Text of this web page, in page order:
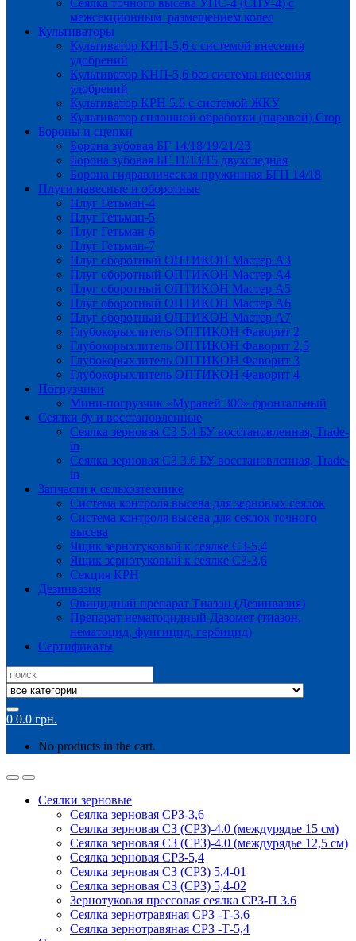
Сеялка точного высева УПС-4 (СПУ-4) с
межсекционным размещением колес
Культиваторы
Культиватор КНП-5,6 с системой внесения
удобрений
Культиватор КНП-5,6 без системы внесения
удобрений
Культиватор КРН 5.6 с системой ЖКУ
Культиватор сплошной обработки (паровой) Crop
Бороны и сцепки
Борона зубовая БГ 14/18/19/21/23
Борона зубовая БГ 11/13/15 двухследная
Борона гидравлическая пружинная БГП 14/18
Плуги навесные и оборотные
Плуг Гетьман-4
Плуг Гетьман-5
Плуг Гетьман-6
Плуг Гетьман-7
Плуг оборотный ОПТИКОН Мастер А3
Плуг оборотный ОПТИКОН Мастер А4
Плуг оборотный ОПТИКОН Мастер А5
Плуг оборотный ОПТИКОН Мастер А6
Плуг оборотный ОПТИКОН Мастер А7
Глубокорыхлитель ОПТИКОН Фаворит 2
Глубокорыхлитель ОПТИКОН Фаворит 2,5
Глубокорыхлитель ОПТИКОН Фаворит 3
Глубокорыхлитель ОПТИКОН Фаворит 4
Погрузчики
Мини-погрузчик «Муравей 300» фронтальный
Сеялки бу и восстановленные
Сеялка зерновая СЗ 5.4 БУ восстановленная, Trade-
in
Сеялка зерновая СЗ 3.6 БУ восстановленная, Trade-
in
Запчасти к сельхозтехнике
Система контроля высева для зерновых сеялок
Система контроля высева для сеялок точного
высева
Ящик зернотуковый к сеялке СЗ-5,4
Ящик зернотуковый к сеялке СЗ-3,6
Секция КРН
Дезинвазия
Овицидный препарат Тиазон (Дезинвазия)
Препарат нематоцидный Дазомет (тиазон,
нематоцид, фунгицид, гербицид)
Сертификаты
Search
for:
0 0.0 грн.
No products in the cart.
Сеялки зерновые
Сеялка зерновая СРЗ-3,6
Сеялка зерновая СЗ (СРЗ)-4.0 (междурядье 15 см)
Сеялка зерновая СЗ (СРЗ)-4.0 (междурядье 12,5 см)
Сеялка зерновая СРЗ-5,4
Сеялка зерновая СЗ (СРЗ) 5,4-01
Сеялка зерновая СЗ (СРЗ) 5,4-02
Зернотуковая прессовая сеялка СРЗ-П 3.6
Сеялка зернотравяная СРЗ -Т-3,6
Сеялка зернотравяная СРЗ -Т-5,4